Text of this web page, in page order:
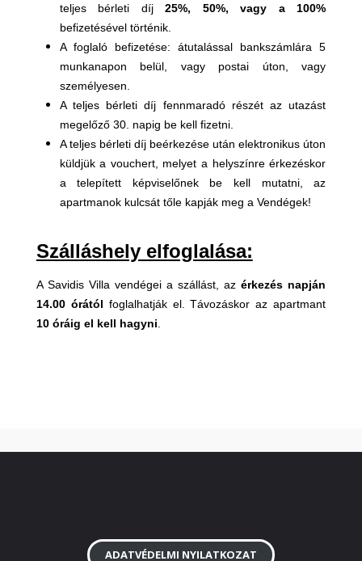
teljes bérleti díj25%, 50%, vagy a 100%
befizetésével történik.
A foglaló befizetése: átutalással bankszámlára 5
munkanapon belül, vagy postai úton, vagy
személyesen.
A teljes bérleti díj fennmaradó részét az utazást
megelőző 30. napig be kell fizetni.
A teljes bérleti díj beérkezése után elektronikus úton
küldjük a vouchert, melyet a helyszínre érkezéskor
a telepített képviselőnek be kell mutatni, az
apartmanok kulcsát tőle kapják meg a Vendégek!
Szálláshely elfoglalása:
A Savidis Villa vendégei a szállást, azérkezés napján
14.00 órától foglalhatják el. Távozáskor az apartmant
10 óráig el kell hagyni
ADATVÉDELMI NYILATKOZAT